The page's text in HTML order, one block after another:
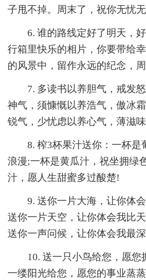
子甩不掉。周末了，祝你无忧
6. 谁的路线定好了明天，
行箱里快乐的相片，你要带给
的风景中，留作永远的纪念，周
7. 多读书以养胆气，戒发
神气，须慷慨以养浩气，傲冰
锐气，少忧虑以养心气，薄滋味
8. 榨3杯果汁送你：一杯
浪漫;一杯是黄瓜汁，祝坐拥绿
汁，愿人生甜蜜多过酸楚!
9. 送你一片大海，让你体
送你一片天空，让你体会我比
送你一声问候，让你体会我最
10. 送一只小鸟给您，愿
一缕阳光给您，愿您的事业蒸